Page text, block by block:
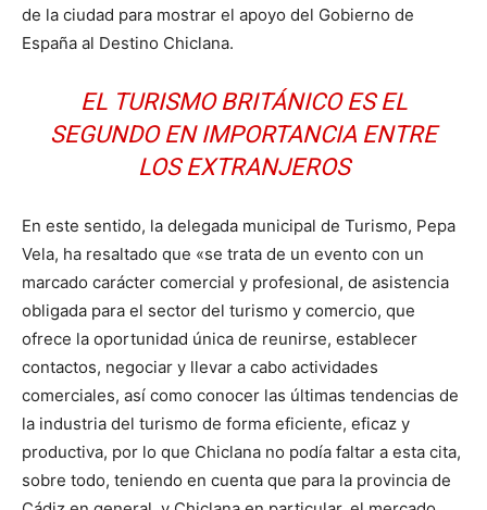
de la ciudad para mostrar el apoyo del Gobierno de
España al Destino Chiclana.
EL TURISMO BRITÁNICO ES EL
SEGUNDO EN IMPORTANCIA ENTRE
LOS EXTRANJEROS
En este sentido, la delegada municipal de Turismo, Pepa
Vela, ha resaltado que «se trata de un evento con un
marcado carácter comercial y profesional, de asistencia
obligada para el sector del turismo y comercio, que
ofrece la oportunidad única de reunirse, establecer
contactos, negociar y llevar a cabo actividades
comerciales, así como conocer las últimas tendencias de
la industria del turismo de forma eficiente, eficaz y
productiva, por lo que Chiclana no podía faltar a esta cita,
sobre todo, teniendo en cuenta que para la provincia de